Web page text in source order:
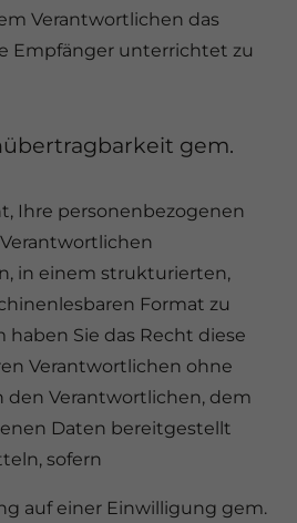
Verantwortlichen das
Empfänger unterrichtet zu
gem.
Ihre personenbezogenen
in einem strukturierten,
Format zu
haben Sie das Recht diese
Verantwortlichen ohne
Verantwortlichen, dem
Daten bereitgestellt
sofern
auf einer Einwilligung gem.